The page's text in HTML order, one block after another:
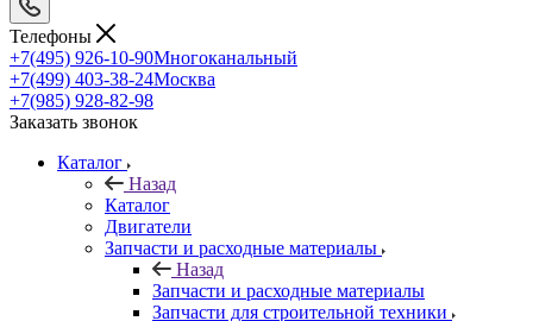
Телефоны
+7(495) 926-10-90Многоканальный
+7(499) 403-38-24Москва
+7(985) 928-82-98
Заказать звонок
Каталог
Назад
Каталог
Двигатели
Запчасти и расходные материалы
Назад
Запчасти и расходные материалы
Запчасти для строительной техники